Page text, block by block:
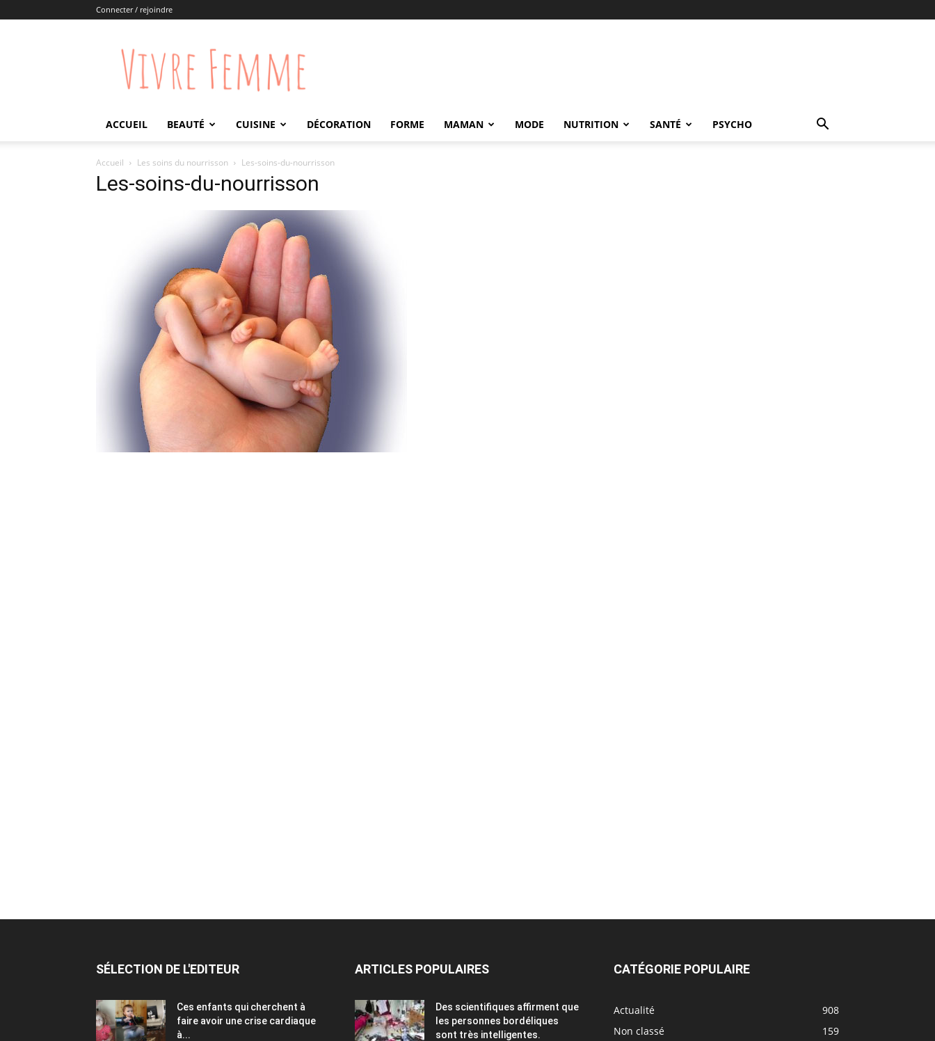
Connecter / rejoindre
Vivre
Femme
ACCUEIL BEAUTÉ CUISINE DÉCORATION FORME MAMAN MODE NUTRITION SANTÉ PSYCHO
Accueil Les soins du nourrisson Les-soins-du-nourrisson
Les-soins-du-nourrisson
SÉLECTION DE L'EDITEUR
Ces enfants qui cherchent à
faire avoir une crise cardiaque
à...
ARTICLES POPULAIRES
Des scientifiques affirment que
les personnes bordéliques
sont très intelligentes.
CATÉGORIE POPULAIRE
Actualité
908
Non classé
159